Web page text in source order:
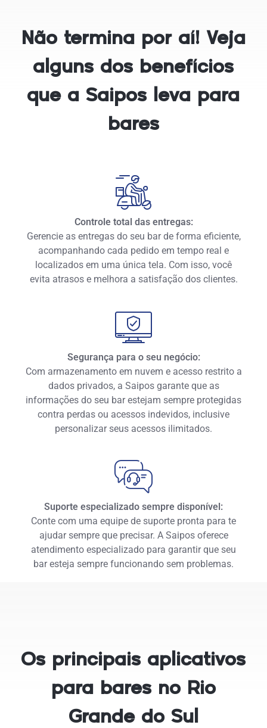
Não termina por aí! Veja
alguns dos benefícios
que a Saipos leva para
bares
Controle total das entregas:
Gerencie as entregas do seu bar de forma eficiente,
acompanhando cada pedido em tempo real e
localizados em uma única tela. Com isso, você
evita atrasos e melhora a satisfação dos clientes.
Segurança para o seu negócio:
Com armazenamento em nuvem e acesso restrito a
dados privados, a Saipos garante que as
informações do seu bar estejam sempre protegidas
contra perdas ou acessos indevidos, inclusive
personalizar seus acessos ilimitados.
Suporte especializado sempre disponível:
Conte com uma equipe de suporte pronta para te
ajudar sempre que precisar. A Saipos oferece
atendimento especializado para garantir que seu
bar esteja sempre funcionando sem problemas.
Os principais aplicativos
para bares no Rio
Grande do Sul